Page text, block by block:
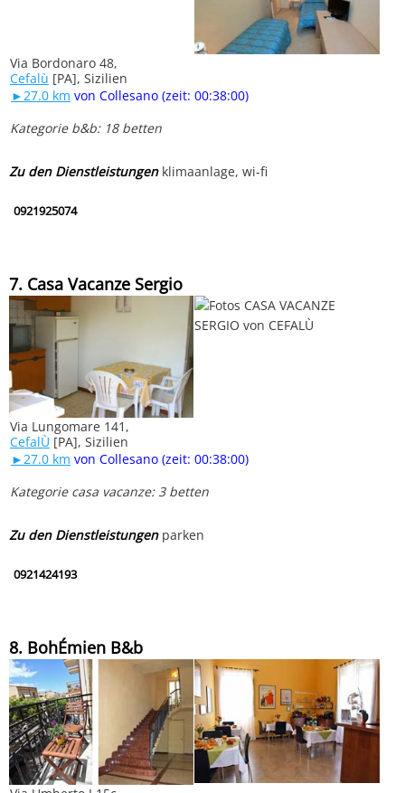
Via Bordonaro 48,
Cefalù [PA], Sizilien
►27.0 km von Collesano (zeit: 00:38:00)
Kategorie b&b: 18 betten
Zu den Dienstleistungenklimaanlage, wi-fi
0921925074
7. Casa Vacanze Sergio
Via Lungomare 141,
CefalÙ [PA], Sizilien
►27.0 km von Collesano (zeit: 00:38:00)
Kategorie casa vacanze: 3 betten
Zu den Dienstleistungenparken
0921424193
8. BohÉmien B&b